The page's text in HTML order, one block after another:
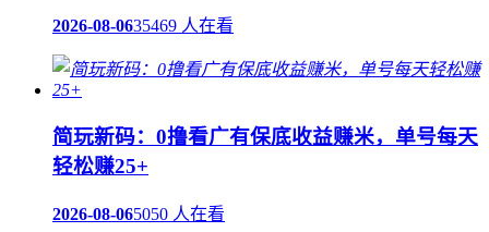
2026-08-0635469 人在看
简玩新码：0撸看广有保底收益赚米，单号每天
轻松赚25+
2026-08-065050 人在看